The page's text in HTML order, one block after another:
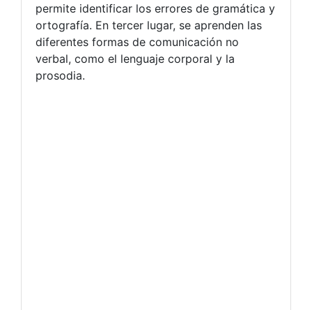
permite identificar los errores de gramática y
ortografía. En tercer lugar, se aprenden las
diferentes formas de comunicación no
verbal, como el lenguaje corporal y la
prosodia.